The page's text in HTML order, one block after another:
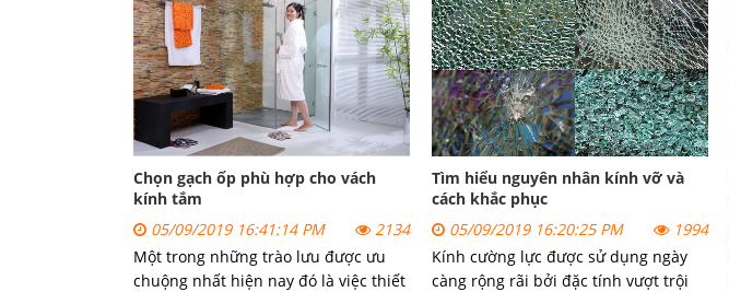
khẩu với khối lượng têu thị lớn trong
các năm gần đây.
nào chúng ta cùng xem bài viết dưới
đây.
Chọn gạch ốp phù hợp cho vách
kính tắm
05/09/2019 16:41:14 PM
2134
Một trong những trào lưu được ưu
chuộng nhất hiện nay đó là việc thiết
Tìm hiểu nguyên nhân kính vỡ và
cách khắc phục
05/09/2019 16:20:25 PM
1994
Kính cường lực được sử dụng ngày
càng rộng rãi bởi đặc tính vượt trội